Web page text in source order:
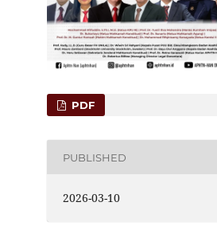
PDF
PUBLISHED
2026-03-10